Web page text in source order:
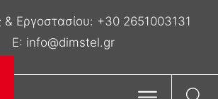
Eργοστασίου: +30 2651003131
E: info@dimstel.gr